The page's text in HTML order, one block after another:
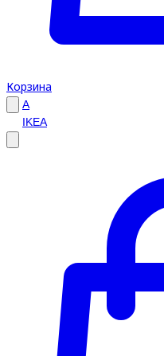
Корзина
A
IKEA